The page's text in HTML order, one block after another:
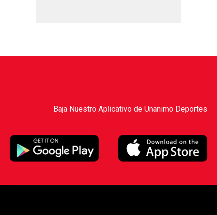
Baja Nuestro Aplicativo de Unanimo Deportes